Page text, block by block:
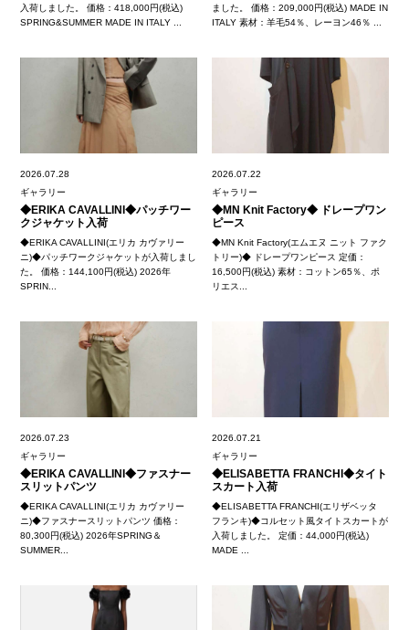
入荷しました。 価格：418,000円(税込)
SPRING&SUMMER MADE IN ITALY ...
ました。 価格：209,000円(税込) MADE IN
ITALY 素材：羊毛54％、レーヨン46％ ...
2026.07.28
ギャラリー
◆ERIKA CAVALLINI◆パッチワー
クジャケット入荷
◆ERIKA CAVALLINI(エリカ カヴァリー
ニ)◆パッチワークジャケットが入荷しまし
た。 価格：144,100円(税込) 2026年
SPRIN...
2026.07.22
ギャラリー
◆MN Knit Factory◆ ドレープワン
ピース
◆MN Knit Factory(エムエヌ ニット ファク
トリー)◆ ドレープワンピース 定価：
16,500円(税込) 素材：コットン65％、ポ
リエス...
2026.07.23
ギャラリー
◆ERIKA CAVALLINI◆ファスナー
スリットパンツ
◆ERIKA CAVALLINI(エリカ カヴァリー
ニ)◆ファスナースリットパンツ 価格：
80,300円(税込) 2026年SPRING＆
SUMMER...
2026.07.21
ギャラリー
◆ELISABETTA FRANCHI◆タイト
スカート入荷
◆ELISABETTA FRANCHI(エリザベッタ
フランキ)◆コルセット風タイトスカートが
入荷しました。 定価：44,000円(税込)
MADE ...